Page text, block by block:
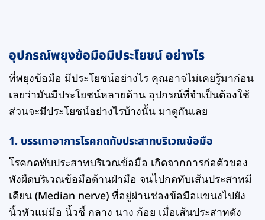
อุปกรณ์พยุงข้อมือมีประโยชน์ อย่างไร
ที่พยุงข้อมือ มีประโยชน์อย่างไร คุณอาจไม่เคยรู้มาก่อน
เลยว่ามันมีประโยชน์หลายด้าน อุปกรณ์ที่จำเป็นต้องใช้
ส่วนจะมีประโยชน์อย่างไรบ้างนั้น มาดูกันเลย
1. บรรเทาอาการโรคกดทับประสาทบริเวณข้อมือ
โรคกดทับประสาทบริเวณข้อมือ เกิดจากการก่อตัวของ
พังผืดบริเวณข้อมือด้านฝ่ามือ จนไปกดทับเส้นประสาทมี
เดียน (Median nerve) ที่อยู่ผ่านช่องข้อมือแขนงไปยัง
นิ้วหัวแม่มือ นิ้วชี้ กลาง นาง ก้อย เมื่อเส้นประสาทดัง